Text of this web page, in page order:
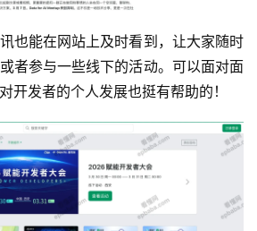
也能在网站上及时看到，让大家随时
者参与一些线下的活动。可以面对面
开发者的个人发展也挺有帮助的！